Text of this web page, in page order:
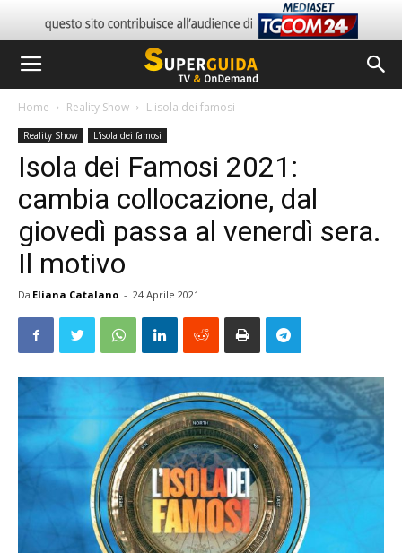
Home Reality Show L'isola dei famosi
Reality Show L'isola dei famosi
Isola dei Famosi 2021:
cambia collocazione, dal
giovedì passa al venerdì sera.
Il motivo
Da Eliana Catalano - 24 Aprile 2021